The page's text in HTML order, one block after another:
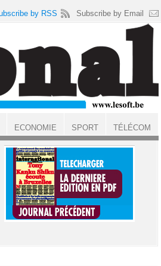
by RSS Subscribe by Email
ECONOMIE SPORT TÉLÉCOM